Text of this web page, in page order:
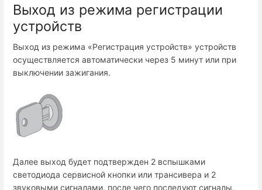
Выход из режима регистрации
устройств
Выход из режима «Регистрация устройств» устройств
осуществляется автоматически через 5 минут или при
выключении зажигания.
Далее выход будет подтвержден 2 вспышками
светодиода сервисной кнопки или трансивера и 2
звуковыми сигналами, после чего последуют сигналы,